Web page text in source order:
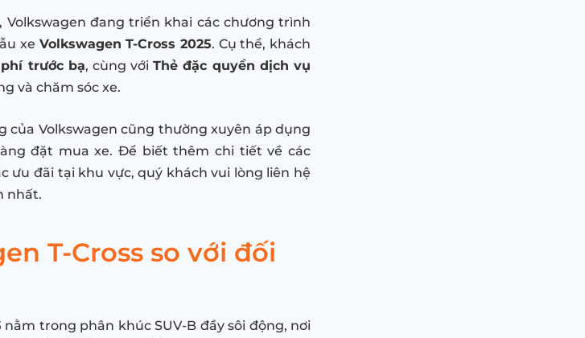
đang triển khai các chương trình
xe Volkswagen T-Cross 2025. Cụ thể, khách
phí trước bạ, cùng vớiThẻ đặc quyền dịch vụ
và chăm sóc xe.
của Volkswagen cũng thường xuyên áp dụng
đặt mua xe. Để biết thêm chi tiết về các
ưu đãi tại khu vực, quý khách vui lòng liên hệ
nhất.
T-Cross so với đối
nằm trong phân khúc SUV-B đầy sôi động, nơi